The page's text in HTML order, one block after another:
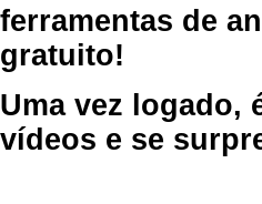
ferramentas de
gratuito!
Uma vez logado,
vídeos e se